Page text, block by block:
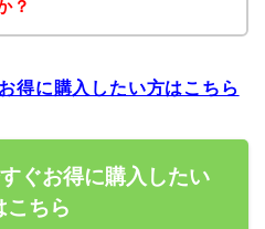
？
得に購入したい方はこちら
ぐお得に購入したい
こちら